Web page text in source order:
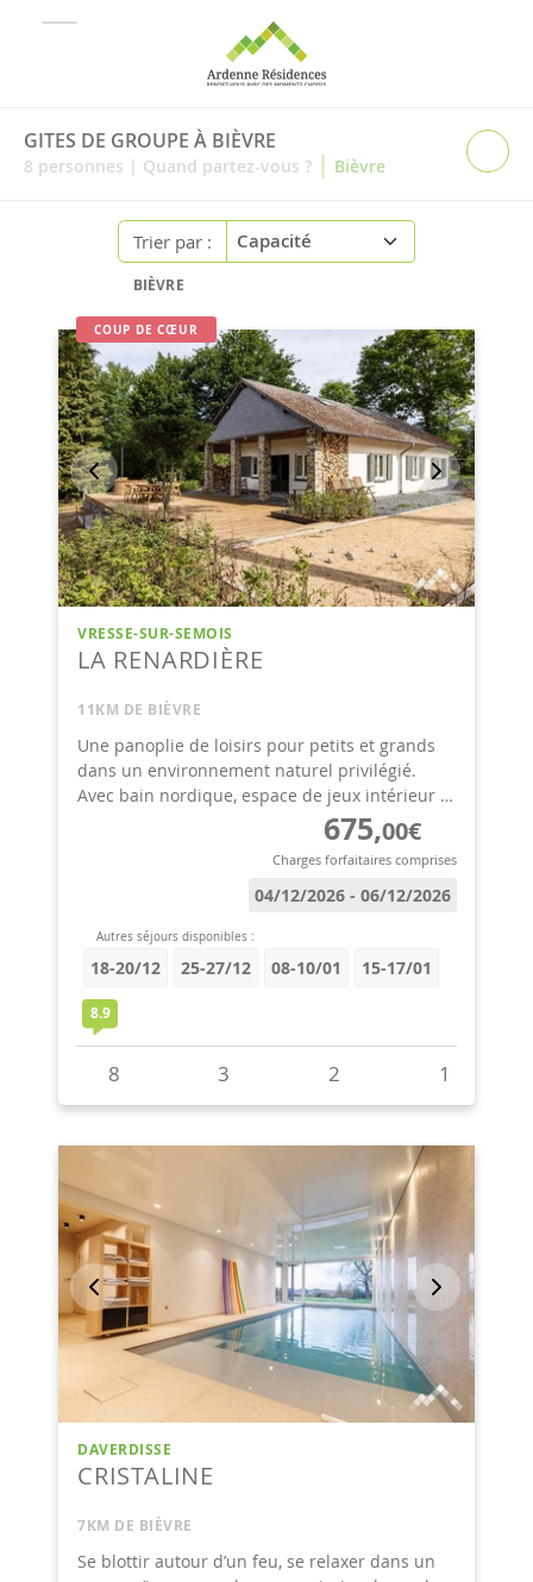
GITES DE GROUPE À BIÈVRE
8 personnes | Quand partez-vous ? | Bièvre
Trier par :
BIÈVRE